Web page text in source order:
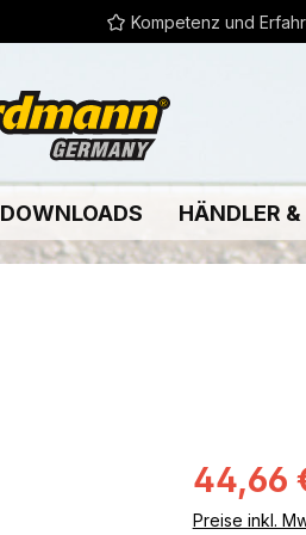
Kompetenz und
DOWNLOADS HÄNDLER
44,66
Preise inkl.